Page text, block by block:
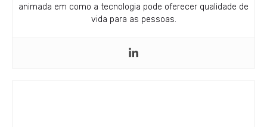
animada em como a tecnologia pode oferecer qualidade de
vida para as pessoas.